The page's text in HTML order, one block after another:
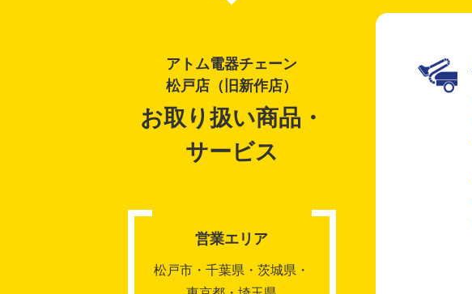
アトム電器チェーン
松戸店（旧新作店）
お取り扱い商品・
サービス
営業エリア
松戸市・千葉県・茨城県・